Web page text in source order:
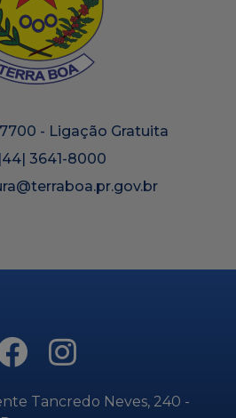
7700 - Ligação Gratuita
|44| 3641-8000
Tancredo Neves, 240 -